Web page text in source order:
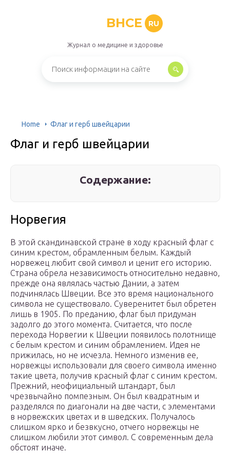
BHCE RU
Журнал о медицине и здоровье
Home Флаг и герб швейцарии
Флаг и герб швейцарии
Содержание:
Норвегия
В этой скандинавской стране в ходу красный флаг с
синим крестом, обрамленным белым. Каждый
норвежец любит свой символ и ценит его историю.
Страна обрела независимость относительно недавно,
прежде она являлась частью Дании, а затем
подчинялась Швеции. Все это время национального
символа не существовало. Суверенитет был обретен
лишь в 1905. По преданию, флаг был придуман
задолго до этого момента. Считается, что после
перехода Норвегии к Швеции появилось полотнище
с белым крестом и синим обрамлением. Идея не
прижилась, но не исчезла. Немного изменив ее,
норвежцы использовали для своего символа именно
такие цвета, получив красный флаг с синим крестом.
Прежний, неофициальный штандарт, был
чрезвычайно помпезным. Он был квадратным и
разделялся по диагонали на две части, с элементами
в норвежских цветах и в шведских. Получалось
слишком ярко и безвкусно, отчего норвежцы не
слишком любили этот символ. С современным дела
обстоят иначе.